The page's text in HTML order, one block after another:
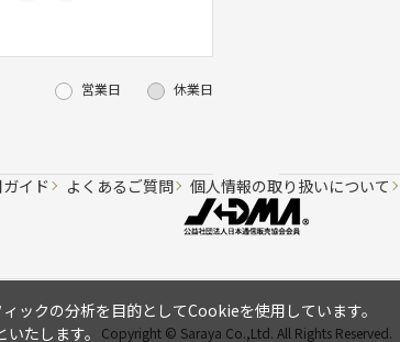
営業日 休業日
イド よくあるご質問 個人情報の取り扱いについて
Copyright © Saraya Co.,Ltd. All Rights Reserved.
ックの分析を目的としてCookieを使用しています。
たします。